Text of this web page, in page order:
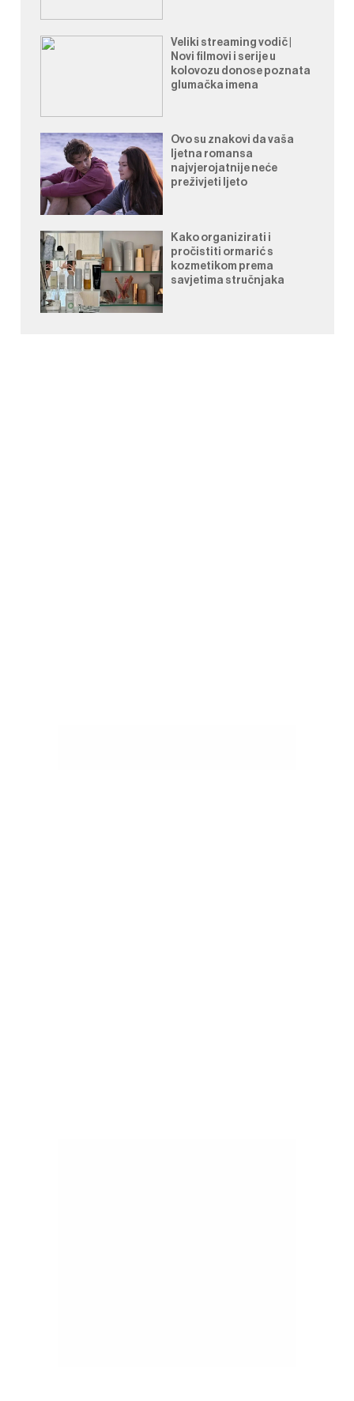
Veliki streaming vodič |
Novi filmovi i serije u
kolovozu donose poznata
glumačka imena
Ovo su znakovi da vaša
ljetna romansa
najvjerojatnije neće
preživjeti ljeto
Kako organizirati i
pročistiti ormarić s
kozmetikom prema
savjetima stručnjaka